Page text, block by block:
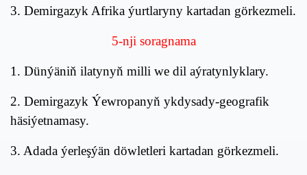
3. Demirgazyk Afrika ýurtlaryny kartadan görkezmeli.
5-nji soragnama
1. Dünýäniň ilatynyň milli we dil aýratynlyklary.
2. Demirgazyk Ýewropanyň ykdysady-geografik
häsiýetnamasy.
3. Adada ýerleşýän döwletleri kartadan görkezmeli.